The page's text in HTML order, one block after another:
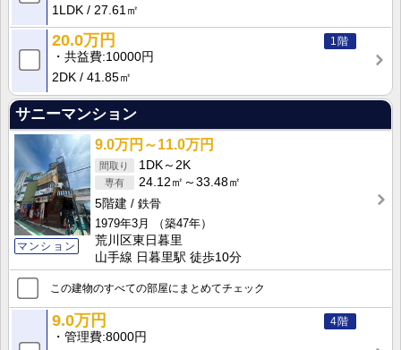
1LDK
27.61㎡
1階
20.0万円
共益費 10000円
2DK
41.85㎡
サニーマンション
マンション
9.0万円～11.0万円
1DK～2K
24.12㎡～33.48㎡
5階建
鉄骨
1979年3月
（築47年）
荒川区東日暮里
山手線 日暮里駅 徒歩10分
この建物のすべての部屋にまとめてチェック
4階
9.0万円
管理費 8000円